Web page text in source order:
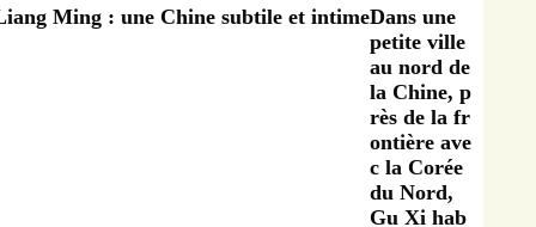
Dans une
petite ville
au nord de
la Chine, p
rès de la fr
ontière ave
c la Corée
du Nord,
Gu Xi hab